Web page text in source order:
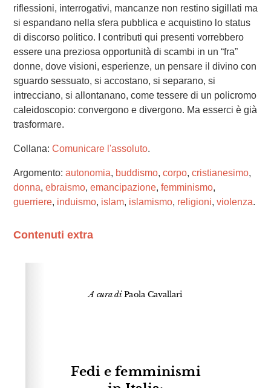
riflessioni, interrogativi, mancanze non restino sigillati ma
si espandano nella sfera pubblica e acquistino lo status
di discorso politico. I contributi qui presenti vorrebbero
essere una preziosa opportunità di scambi in un “fra”
donne, dove visioni, esperienze, un pensare il divino con
sguardo sessuato, si accostano, si separano, si
intrecciano, si allontanano, come tessere di un policromo
caleidoscopio: convergono e divergono. Ma esserci è già
trasformare.
Collana: Comunicare l'assoluto.
Argomento: autonomia, buddismo, corpo, cristianesimo,
donna, ebraismo, emancipazione, femminismo,
guerriere, induismo, islam, islamismo, religioni, violenza.
Contenuti extra